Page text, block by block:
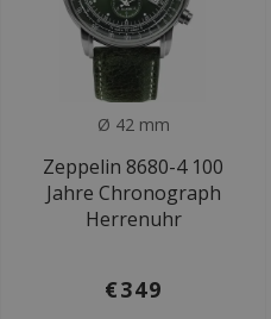
Ø 42 mm
Zeppelin 8680-4 100
Jahre Chronograph
Herrenuhr
€349